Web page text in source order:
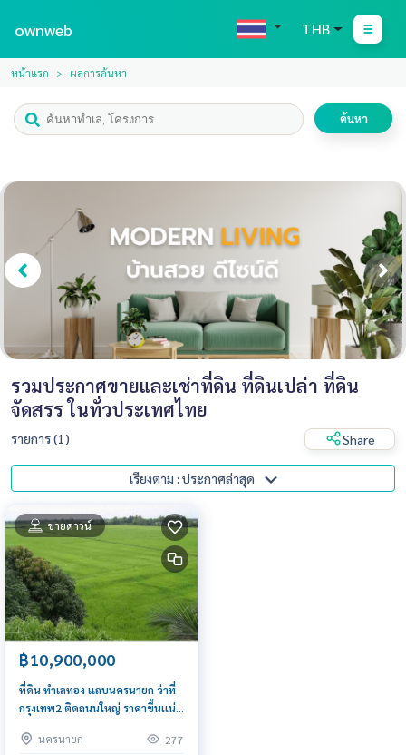
ownweb THB
หน้าแรก ผลการค้นหา
ค้นหา
รวมประกาศขายและเช่าที่ดิน ที่ดินเปล่า ที่ดิน
จัดสรร ในทั่วประเทศไทย
รายการ (1) Share
เรียงตาม : ประกาศล่าสุด
ขายดาวน์
฿10,900,000
ที่ดิน ทำเลทอง เเถบนครนายก ว่าที่
กรุงเทพ2 ติดถนนใหญ่ ราคาขึ้นเเน่
นครนายก
277